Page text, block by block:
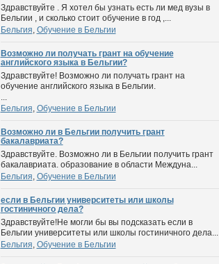
Здравствуйте . Я хотел бы узнать есть ли мед вузы в
Бельгии , и сколько стоит обучение в год ,...
Бельгия, Обучение в Бельгии
Возможно ли получать грант на обучение
английского языка в Бельгии?
Здравствуйте! Возможно ли получать грант на
обучение английского языка в Бельгии.
...
Бельгия, Обучение в Бельгии
Возможно ли в Бельгии получить грант
бакалавриата?
Здравствуйте. Возможно ли в Бельгии получить грант
бакалавриата. образование в области Междуна...
Бельгия, Обучение в Бельгии
если в Бельгии университеты или школы
гостиничного дела?
Здравствуйте!Не могли бы вы подсказать если в
Бельгии университеты или школы гостиничного дела...
Бельгия, Обучение в Бельгии